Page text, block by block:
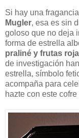
Si hay una
Mugler, esa es sin
goloso que no deja
forma de estrella
praliné y frutas
de investigación
estrella, símbolo
acompaña para
hazte con este